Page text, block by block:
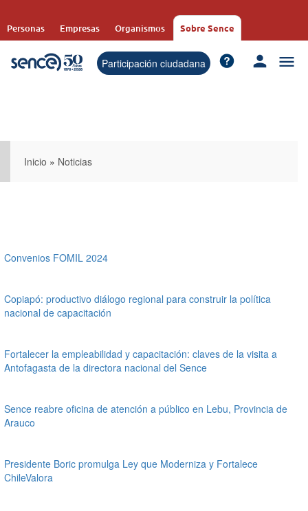
contenido
Personas Empresas Organismos Sobre Sence
Participación ciudadana
Inicio » Noticias
Convenios FOMIL 2024
Copiapó: productivo diálogo regional para construir la política
nacional de capacitación
Fortalecer la empleabilidad y capacitación: claves de la visita a
Antofagasta de la directora nacional del Sence
Sence reabre oficina de atención a público en Lebu, Provincia de
Arauco
Presidente Boric promulga Ley que Moderniza y Fortalece
ChileValora